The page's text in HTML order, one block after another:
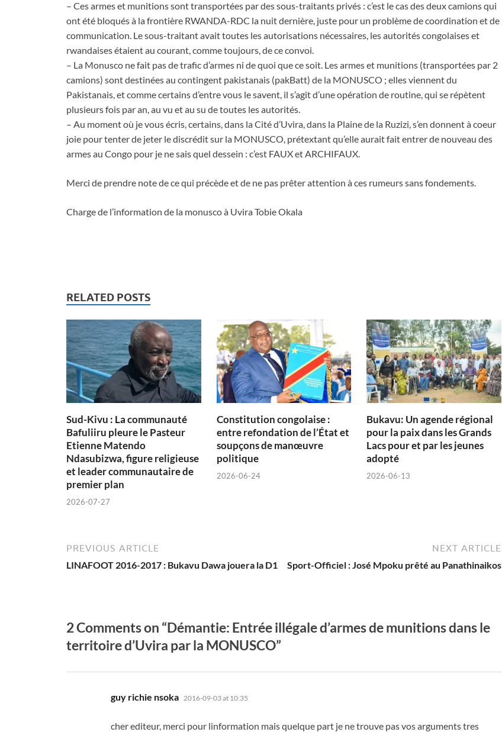
– Ces armes et munitions sont transportées par des sous-traitants privés : c’est le cas des deux camions qui
ont été bloqués à la frontière RWANDA-RDC la nuit dernière, juste pour un problème de coordination et de
communication. Le sous-traitant avait toutes les autorisations nécessaires, les autorités congolaises et
rwandaises étaient au courant, comme toujours, de ce convoi.
– La Monusco ne fait pas de trafic d’armes ni de quoi que ce soit. Les armes et munitions (transportées par 2
camions) sont destinées au contingent pakistanais (pakBatt) de la MONUSCO ; elles viennent du
Pakistanais, et comme certains d’entre vous le savent, il s’agit d’une opération de routine, qui se répètent
plusieurs fois par an, au vu et au su de toutes les autorités.
– Au moment où je vous écris, certains, dans la Cité d’Uvira, dans la Plaine de la Ruzizi, s’en donnent à coeur
joie pour tenter de jeter le discrédit sur la MONUSCO, prétextant qu’elle aurait fait entrer de nouveau des
armes au Congo pour je ne sais quel dessein : c’est FAUX et ARCHIFAUX.
Merci de prendre note de ce qui précède et de ne pas prêter attention à ces rumeurs sans fondements.
Charge de l’information de la monusco à Uvira Tobie Okala
RELATED POSTS
Sud-Kivu : La communauté
Bafuliiru pleure le Pasteur
Etienne Matendo
Ndasubizwa, figure religieuse
et leader communautaire de
premier plan
2026-07-27
Constitution congolaise :
entre refondation de l’État et
soupçons de manœuvre
politique
2026-06-24
Bukavu: Un agende régional
pour la paix dans les Grands
Lacs pour et par les jeunes
adopté
2026-06-13
PREVIOUS ARTICLE
LINAFOOT 2016-2017 : Bukavu Dawa jouera la D1
NEXT ARTICLE
Sport-Officiel : José Mpoku prêté au Panathinaikos
2 Comments on “Démantie: Entrée illégale d’armes de munitions dans le
territoire d’Uvira par la MONUSCO”
guy richie nsoka says:
2016-09-03 at 10:35
cher editeur, merci pour linformation mais quelque part je ne trouve pas vos arguments tres